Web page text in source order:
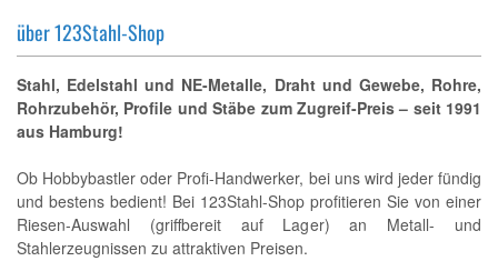
über 123Stahl-Shop
Stahl, Edelstahl und NE-Metalle, Draht und Gewebe, Rohre,
Rohrzubehör, Profile und Stäbe zum Zugreif-Preis – seit 1991
aus Hamburg!
Ob Hobbybastler oder Profi-Handwerker, bei uns wird jeder fündig
und bestens bedient! Bei 123Stahl-Shop profitieren Sie von einer
Riesen-Auswahl (griffbereit auf Lager) an Metall- und
Stahlerzeugnissen zu attraktiven Preisen.